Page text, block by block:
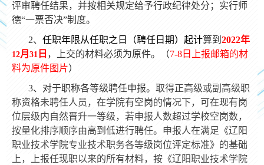
评审聘任结果，并按相关规定给予行政纪律处分；实行师
德“一票否决”制度。
2、 任职年限从任职之日（聘任日期）起计算到 2022年
12月 31 日 ，上交的材料必须为原件。（7-8日上报邮箱的材
料为原件图片）
3、对于职称各等级聘任申报。 取得正高级或副高级职
称资格未聘任人员，在学院有空岗的情况下，可在现有岗
位层级内自然晋升一等级，若申报人数超过学校空岗数，
按量化排序顺序由高到低进行聘任。申报人在满足《辽阳
职业技术学院专业技术职务各等级岗位评定标准》的基础
上，上报任现职以来的所有材料，按《辽阳职业技术学院